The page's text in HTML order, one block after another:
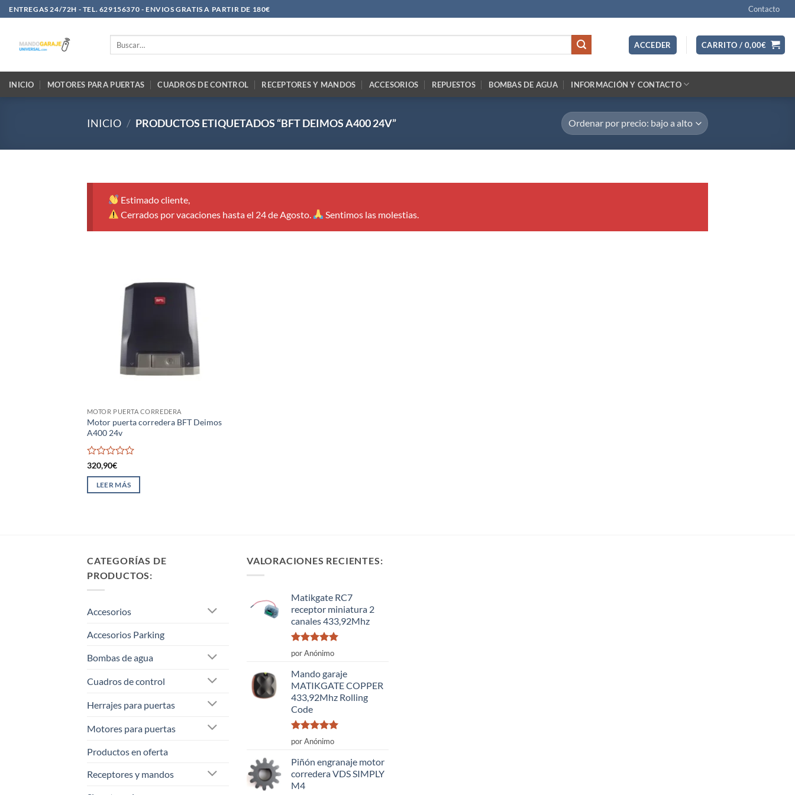
Saltar
al
ENTREGAS 24/72H - TEL. 629156370 - ENVIOS GRATIS A PARTIR DE 180€ Contacto
ACCEDER CARRITO / 0,00€
INICIO MOTORES PARA PUERTAS CUADROS DE CONTROL RECEPTORES Y MANDOS ACCESORIOS REPUESTOS BOMBAS DE AGUA INFORMACIÓN Y CONTACTO
INICIO / PRODUCTOS ETIQUETADOS “BFT DEIMOS A400 24V”
Estimado cliente,
Cerrados por vacaciones hasta el 24 de Agosto.
Sentimos las molestias.
MOTOR PUERTA CORREDERA
Motor puerta corredera BFT Deimos
A400 24v
Valorado
de
320,90€
LEER MÁS
CATEGORÍAS DE
PRODUCTOS:
Accesorios
Accesorios Parking
Bombas de agua
Cuadros de control
Herrajes para puertas
Motores para puertas
Productos en oferta
Receptores y mandos
VALORACIONES RECIENTES:
Matikgate RC7
receptor miniatura 2
canales 433,92Mhz
Valorado
con
por Anónimo
Mando garaje
MATIKGATE COPPER
433,92Mhz Rolling
Code
Valorado
con
por Anónimo
Piñón engranaje motor
corredera VDS SIMPLY
M4